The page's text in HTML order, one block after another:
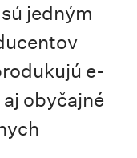
jedným
e-
obyčajné